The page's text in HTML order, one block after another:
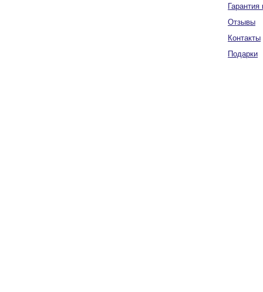
Гарантия
Отзывы
Контакты
Подарки